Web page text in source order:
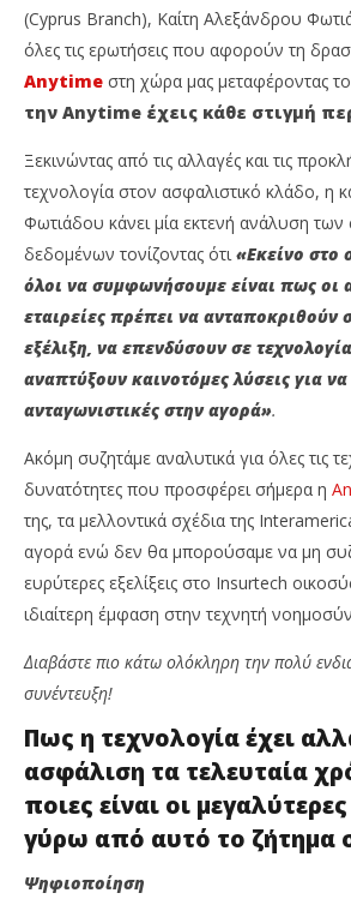
NOW VIEWING
Καίτη Αλεξάνδρου Φωτιάδου: «Με
Αυγούστου,
2023
Cyprus
Insurance
News
Team
(Cyprus Branch), Καίτη Αλεξάνδρου
όλες τις ερωτήσεις που αφορούν τη
Anytime στη χώρα μας μεταφέροντας
την Anytime έχεις κάθε στιγμή
Ξεκινώντας από τις αλλαγές και τις
τεχνολογία στον ασφαλιστικό κλάδο, η
Φωτιάδου κάνει μία εκτενή ανάλυση των
δεδομένων τονίζοντας ότι«Εκείνο στο
όλοι να συμφωνήσουμε είναι πως οι
εταιρείες πρέπει να ανταποκριθούν
εξέλιξη, να επενδύσουν σε
αναπτύξουν καινοτόμες λύσεις για
ανταγωνιστικές στην αγορά».
Ακόμη συζητάμε αναλυτικά για όλες τις
δυνατότητες που προσφέρει σήμερα η
της, τα μελλοντικά σχέδια της
αγορά ενώ δεν θα μπορούσαμε να μη
ευρύτερες εξελίξεις στο Insurtech
ιδιαίτερη έμφαση στην τεχνητή
Διαβάστε πιο κάτω ολόκληρη την πολύ
συνέντευξη!
Πως η τεχνολογία έχει
ασφάλιση τα τελευταία
ποιες είναι οι
γύρω από αυτό το ζήτημα
Ψηφιοποίηση